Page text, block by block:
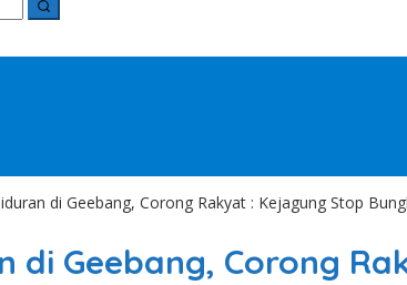
di Geebang, Corong Rakyat : Kejagung Stop
di Geebang, Corong